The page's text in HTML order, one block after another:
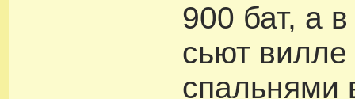
900 бат, а
сьют
спальнями